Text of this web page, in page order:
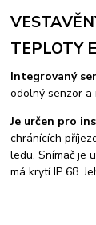
TEPLOTY
Integrovaný
odolný senzor a
Je určen pro
chránících
ledu. Snímač je
má krytí IP 68.